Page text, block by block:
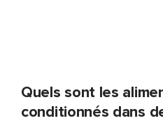
Quels sont les
conditionnés dans